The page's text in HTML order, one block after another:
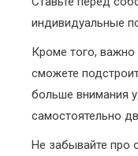
индивидуальные
Кроме того, важно
сможете
больше внимания
самостоятельно
Не забывайте про